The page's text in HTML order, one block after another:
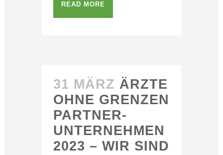
READ MORE
31 MÄRZ ÄRZTE
OHNE GRENZEN
PARTNER-
UNTERNEHMEN
2023 – WIR SIND